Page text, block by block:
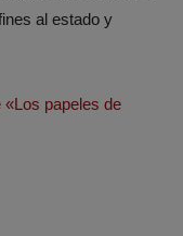
al estado y
papeles de